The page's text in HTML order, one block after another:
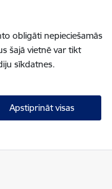
obligāti nepieciešamās
šajā vietnē var tikt
sīkdatnes.
Apstiprināt visas